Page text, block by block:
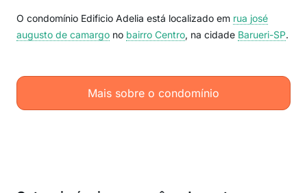
O condomínio Edificio Adelia está localizado em rua josé
augusto de camargo no bairro Centro, na cidade Barueri-SP.
Mais sobre o condomínio